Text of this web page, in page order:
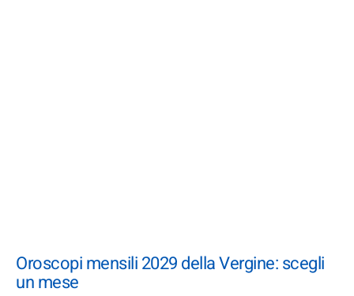
Oroscopi mensili 2029 della Vergine: scegli
un mese